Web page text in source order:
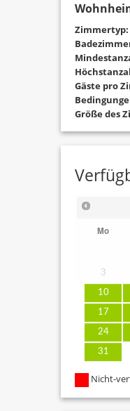
Zimmertyp:
Gäste pro
Größe des
Mo
3
10
17
24
31
Nicht-